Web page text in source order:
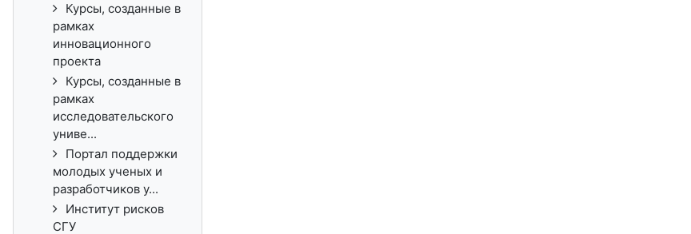
Курсы, созданные в
рамках
инновационного
проекта
Курсы, созданные в
рамках
исследовательского
униве...
Портал поддержки
молодых ученых и
разработчиков у...
Институт рисков
СГУ